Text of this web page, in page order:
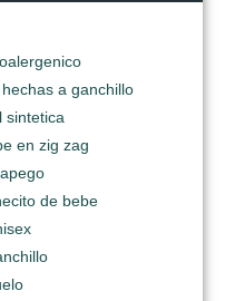
a ganchillo
sintetica
en zig zag
de bebe